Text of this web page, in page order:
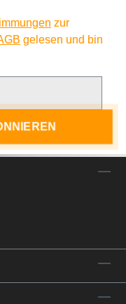
zur
gelesen und bin